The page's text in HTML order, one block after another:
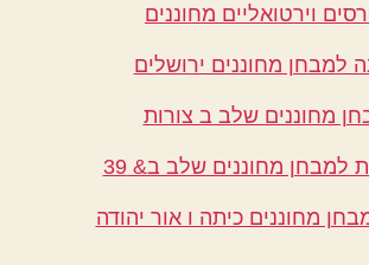
וירטואליים מחוננים
למבחן מחוננים ירושלים
מחוננים שלב ב צורות
למבחן מחוננים שלב ב& 39
מחוננים כיתה ו אור יהודה